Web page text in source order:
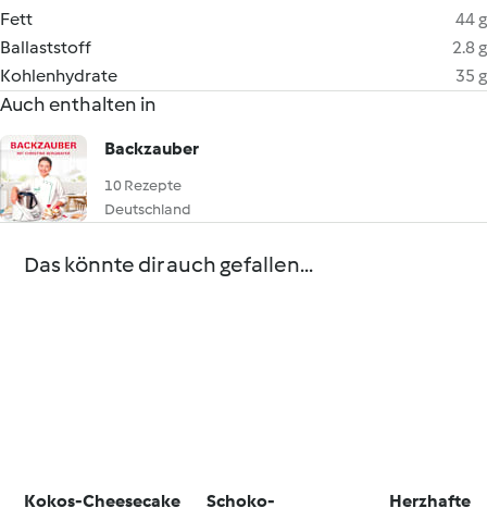
Fett
44 g
Ballaststoff
2.8 g
Kohlenhydrate
35 g
Auch enthalten in
Backzauber
10 Rezepte
Deutschland
Das könnte dir auch gefallen...
Kokos-Cheesecake Schoko- Herzhafte